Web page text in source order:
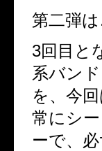
第二弾
3回目と
系バン
を、今
常にシ
ーで、